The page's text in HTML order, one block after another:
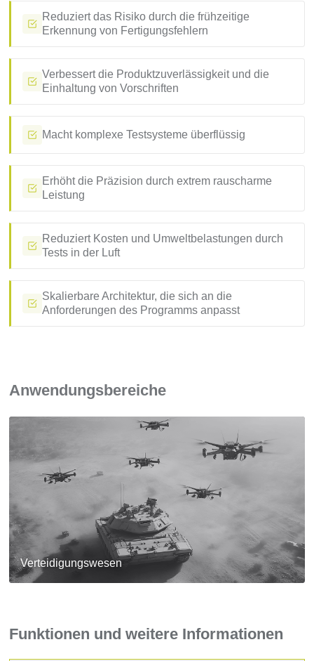
Reduziert das Risiko durch die frühzeitige
Erkennung von Fertigungsfehlern
Verbessert die Produktzuverlässigkeit und die
Einhaltung von Vorschriften
Macht komplexe Testsysteme überflüssig
Erhöht die Präzision durch extrem rauscharme
Leistung
Reduziert Kosten und Umweltbelastungen durch
Tests in der Luft
Skalierbare Architektur, die sich an die
Anforderungen des Programms anpasst
Anwendungsbereiche
Verteidigungswesen
Funktionen und weitere Informationen